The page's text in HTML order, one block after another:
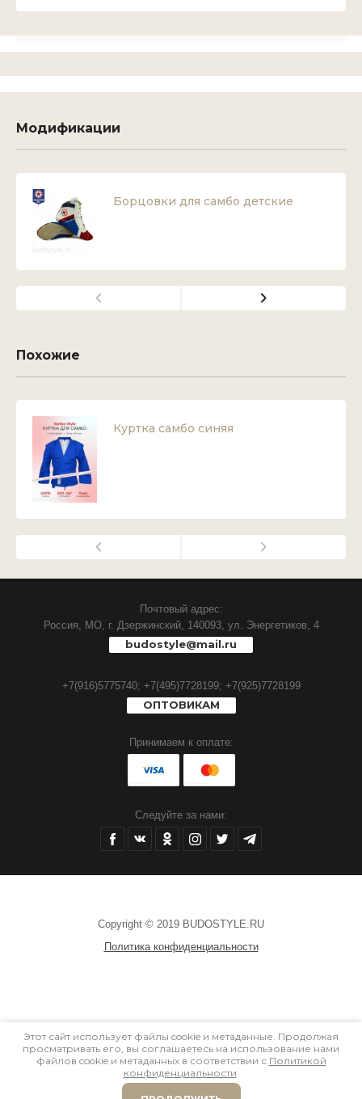
Модификации
Борцовки для самбо детские
Похожие
Куртка самбо синяя
Почтовый адрес:
Россия, МО, г. Дзержинский, 140093, ул. Энергетиков, 4
budostyle@mail.ru
+7(916)5775740; +7(495)7728199; +7(925)7728199
ОПТОВИКАМ
Принимаем к оплате:
Следуйте за нами:
Copyright © 2019 BUDOSTYLE.RU
Политика конфиденциальности
создать интернет магазин, megagroup.ru
Этот сайт использует файлы cookie и метаданные. Продолжая
просматривать его, вы соглашаетесь на использование нами
файлов cookie и метаданных в соответствии с Политикой
конфиденциальности.